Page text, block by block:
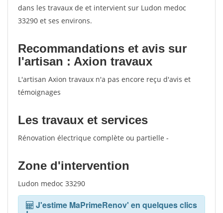
dans les travaux de et intervient sur Ludon medoc
33290 et ses environs.
Recommandations et avis sur
l'artisan : Axion travaux
L'artisan Axion travaux n'a pas encore reçu d'avis et
témoignages
Les travaux et services
Rénovation électrique complète ou partielle -
Zone d'intervention
Ludon medoc 33290